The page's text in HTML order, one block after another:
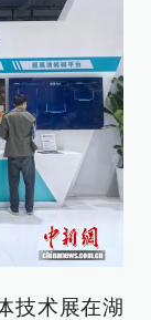
技术展在湖